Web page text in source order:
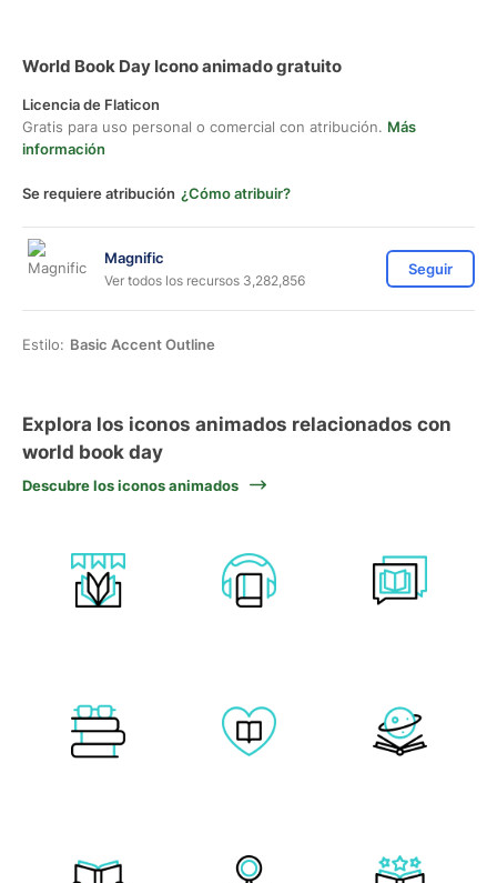
World Book Day Icono animado gratuito
Licencia de Flaticon
Gratis para uso personal o comercial con atribución. Más
información
Se requiere atribución ¿Cómo atribuir?
Magnific
Ver todos los recursos 3,282,856
Seguir
Estilo: Basic Accent Outline
Explora los iconos animados relacionados con
world book day
Descubre los iconos animados